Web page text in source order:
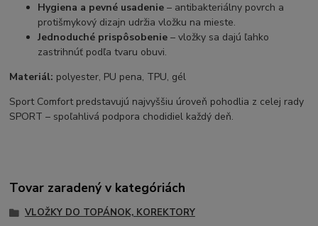
Hygiena a pevné usadenie – antibakteriálny povrch a
protišmykový dizajn udržia vložku na mieste.
Jednoduché prispôsobenie – vložky sa dajú ľahko
zastrihnúť podľa tvaru obuvi.
Materiál: polyester, PU pena, TPU, gél
Sport Comfort predstavujú najvyššiu úroveň pohodlia z celej rady
SPORT – spoľahlivá podpora chodidiel každý deň.
Tovar zaradený v kategóriách
VLOŽKY DO TOPÁNOK, KOREKTORY